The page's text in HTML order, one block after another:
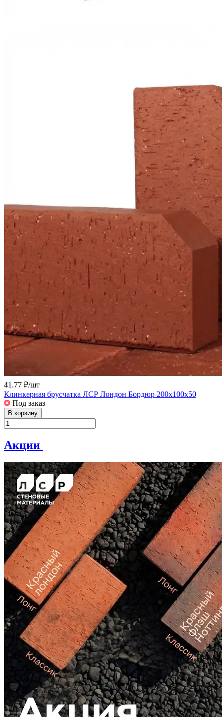
41.77 ₽/шт
Клинкерная брусчатка ЛСР Лондон Бордюр 200x100x50
Под заказ
В корзину
Акции